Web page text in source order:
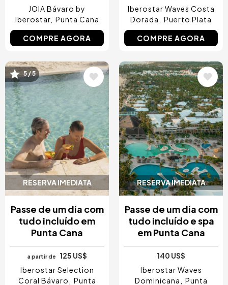
JOIA Bávaro by
Iberostar Punta Cana
COMPRE AGORA
Iberostar Waves Costa
Dorada
Puerto Plata
COMPRE AGORA
RESERVA IMEDIATA
Imagem
5 / 5
Passe de um dia com
tudo incluído em
Punta Cana
a partir de
125 US$
Iberostar Selection
Coral Bávaro
Punta
RESERVA IMEDIATA
Imagem
Passe de um dia com
tudo incluído e spa
em Punta Cana
140 US$
Iberostar Waves
Dominicana
Punta